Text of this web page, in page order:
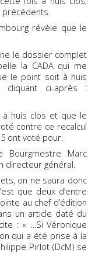
précédents.
révèle que le
le dossier complet
la CADA qui me
le point soit à huis
ci-après :
huis clos et que le
contre ce recalcul
ont voté pour.
Marc
directeur général.
on ne saura donc
que deux d’entre
au chef d’édition
un article daté du
: « …Si Véronique
qui a été prise à la
Pirlot (DcM) se